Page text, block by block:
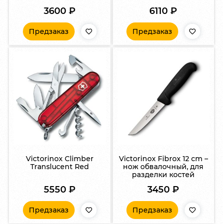
3600 ₽
Предзаказ
6110₽
Предзаказ
Victorinox Climber
Translucent Red
5550 ₽
Предзаказ
Victorinox Fibrox 12 cm –
нож обвалочный, для
разделки костей
3450₽
Предзаказ